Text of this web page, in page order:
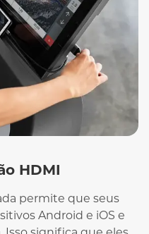
HDMI
permite que seus
Android e iOS e